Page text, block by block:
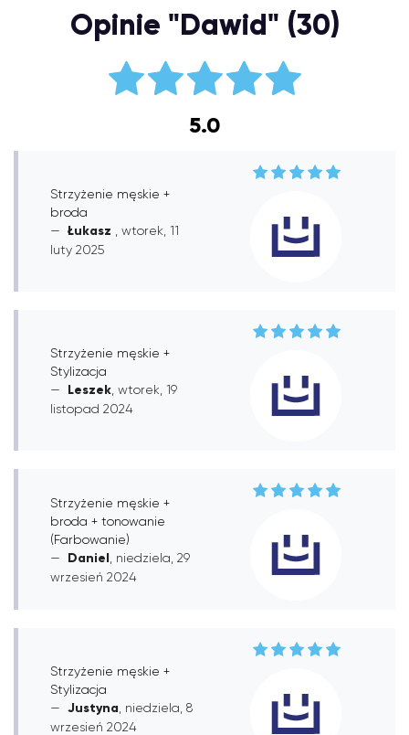
Opinie "Dawid" (30)
5.0
Strzyżenie męskie +
broda
Łukasz
, wtorek, 11
luty 2025
Strzyżenie męskie +
Stylizacja
Leszek , wtorek, 19
listopad 2024
Strzyżenie męskie +
broda + tonowanie
(Farbowanie)
Daniel , niedziela, 29
wrzesień 2024
Strzyżenie męskie +
Stylizacja
Justyna , niedziela, 8
wrzesień 2024